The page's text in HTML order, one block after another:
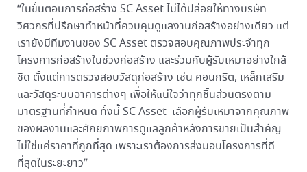
“ในขั้นตอนการก่อสร้าง SC Asset ไม่ได้ปล่อยให้ทางบริษัท
วิศวกรที่ปรึกษาทำหน้าที่ควบคุมดูแลงานก่อสร้างอย่างเดียว แต่
เรายังมีทีมงานของ SC Asset ตรวจสอบคุณภาพประจำทุก
โครงการก่อสร้างในช่วงก่อสร้าง และร่วมกับผู้รับเหมาอย่างใกล้
ชิด ตั้งแต่การตรวจสอบวัสดุก่อสร้าง เช่น คอนกรีต, เหล็กเสริม
และวัสดุระบบอาคารต่างๆ เพื่อให้แน่ใจว่าทุกชิ้นส่วนตรงตาม
มาตรฐานที่กำหนด ทั้งนี้ SC Asset เลือกผู้รับเหมาจากคุณภาพ
ของผลงานและศักยภาพการดูแลลูกค้าหลังการขายเป็นสำคัญ
ไม่ใช่แค่ราคาที่ถูกที่สุด เพราะเราต้องการส่งมอบโครงการที่ดี
ที่สุดในระยะยาว”